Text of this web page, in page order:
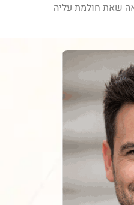
שאת חולמת עליה